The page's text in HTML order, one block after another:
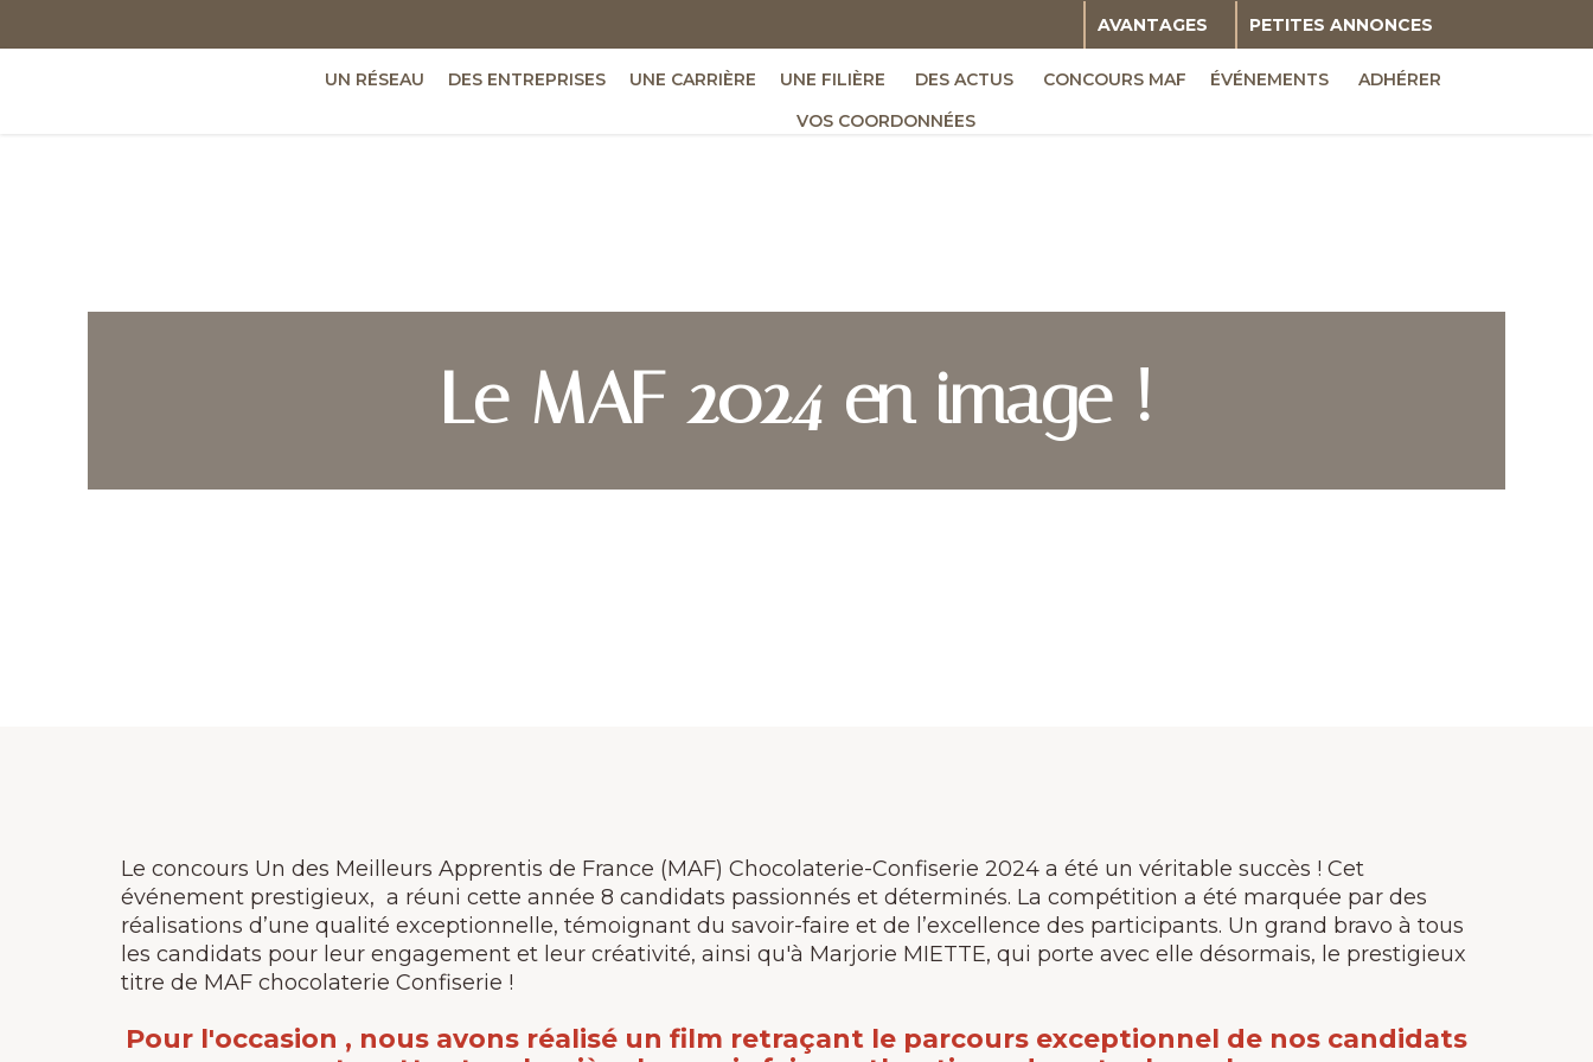
AVANTAGES PETITES ANNONCES
UN RÉSEAU DES ENTREPRISES UNE CARRIÈRE UNE FILIÈRE DES ACTUS CONCOURS MAF ÉVÉNEMENTS
ADHÉRER
VOS COORDONNÉES
Le MAF 2024 en image !
Le concours Un des Meilleurs Apprentis de France (MAF) Chocolaterie-Confiserie 2024 a été un véritable succès ! Cet
événement prestigieux, a réuni cette année 8 candidats passionnés et déterminés. La compétition a été marquée par des
réalisations d’une qualité exceptionnelle, témoignant du savoir-faire et de l’excellence des participants. Un grand bravo à tous
les candidats pour leur engagement et leur créativité, ainsi qu'à Marjorie MIETTE, qui porte avec elle désormais, le prestigieux
titre de MAF chocolaterie Confiserie !
Pour l'occasion , nous avons réalisé un film retraçant le parcours exceptionnel de nos candidats